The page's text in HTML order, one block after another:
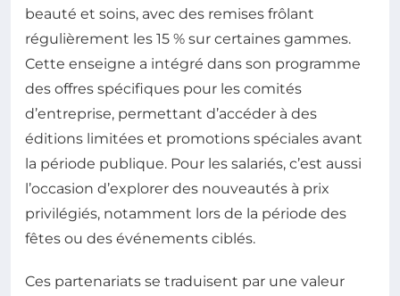
beauté et soins, avec des remises frôlant
régulièrement les 15 % sur certaines gammes.
Cette enseigne a intégré dans son programme
des offres spécifiques pour les comités
d’entreprise, permettant d’accéder à des
éditions limitées et promotions spéciales avant
la période publique. Pour les salariés, c’est aussi
l’occasion d’explorer des nouveautés à prix
privilégiés, notamment lors de la période des
fêtes ou des événements ciblés.
Ces partenariats se traduisent par une valeur